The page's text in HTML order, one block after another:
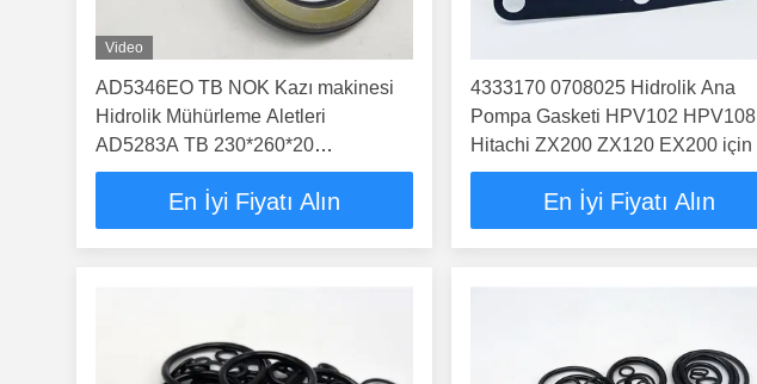
Video
AD5346EO TB NOK Kazı makinesi
Hidrolik Mühürleme Aletleri
AD5283A TB 230*260*20
240*275*16
En İyi Fiyatı Alın
4333170 0708025 Hidrolik Ana
Pompa Gasketi HPV102 HPV108
Hitachi ZX200 ZX120 EX200 için
En İyi Fiyatı Alın